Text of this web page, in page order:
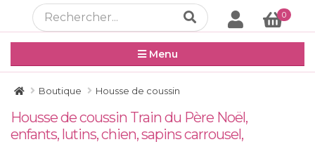
0
Menu
Boutique Housse de coussin
Housse de coussin Train du Père Noël,
enfants, lutins, chien, sapins carrousel,